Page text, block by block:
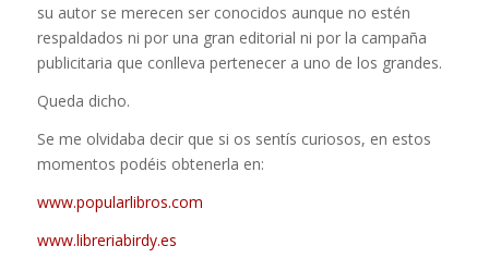
su autor se merecen ser conocidos aunque no estén
respaldados ni por una gran editorial ni por la campaña
publicitaria que conlleva pertenecer a uno de los grandes.
Queda dicho.
Se me olvidaba decir que si os sentís curiosos, en estos
momentos podéis obtenerla en:
www.popularlibros.com
www.libreriabirdy.es